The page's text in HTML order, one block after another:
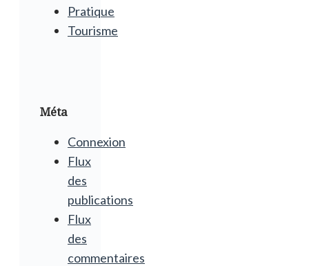
Pratique
Tourisme
Méta
Connexion
Flux
des
publications
Flux
des
commentaires